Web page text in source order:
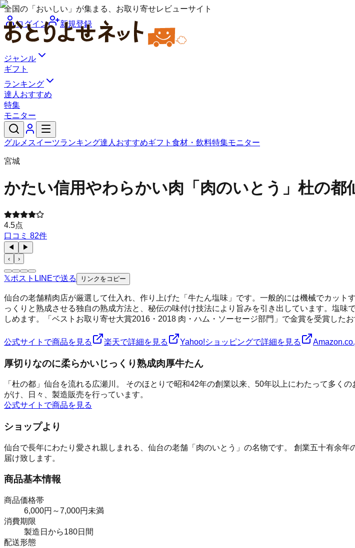
全国の「おいしい」が集まる、お取り寄せレビューサイト
ログイン
新規登録
ジャンル
ギフト
ランキング
達人おすすめ
特集
モニター
グルメ スイーツランキング達人おすすめギフト 食材・飲料特集モニター
宮城
かたい信用やわらかい肉「肉のいとう」杜の都
4.5点
口コミ 82件
◀
▶
‹
›
𝕏ポスト LINEで送る リンクをコピー
仙台の老舗精肉店が厳選して仕入れ、作り上げた「牛たん塩味」です。一般的には機械でカッ
っくりと熟成させる独自の熟成方法と、秘伝の味付け技法により旨みを引き出しています。塩
しめます。「ベストお取り寄せ大賞2016・2018 肉・ハム・ソーセージ部門」で金賞を受賞したお
公式サイトで商品を見る 楽天で詳細を見る Yahoo!ショッピングで詳細を見る
厚切りなのに柔らかいじっくり熟成肉厚牛たん
「杜の都」仙台を流れる広瀬川。 そのほとりで昭和42年の創業以来、50年以上にわたって多
がけ、日々、製造販売を行っています。
公式サイトで商品を見る
ショップより
仙台で長年にわたり愛され親しまれる、仙台の老舗「肉のいとう」の名物です。 創業五十有余
届け致します。
商品基本情報
商品価格帯
6,000円～7,000円未満
消費期限
製造日から180日間
配送形態